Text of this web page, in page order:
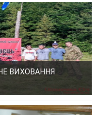
ВИХОВАННЯ